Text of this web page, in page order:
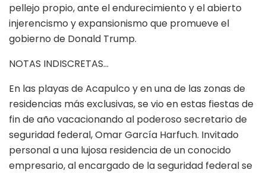
pellejo propio, ante el endurecimiento y el abierto
injerencismo y expansionismo que promueve el
gobierno de Donald Trump.
NOTAS INDISCRETAS…
En las playas de Acapulco y en una de las zonas de
residencias más exclusivas, se vio en estas fiestas de
fin de año vacacionando al poderoso secretario de
seguridad federal, Omar García Harfuch. Invitado
personal a una lujosa residencia de un conocido
empresario, al encargado de la seguridad federal se